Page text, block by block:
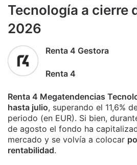
Tecnología a cierre
2026
Renta 4 Gestora
Renta 4
Renta 4 Megatendencias
hasta julio, superando el 11,6%
periodo (en EUR). Si bien,
de agosto el fondo ha
mercado y se volvía a colocar
rentabilidad.